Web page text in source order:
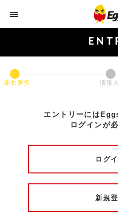
ランキング
記事
ログイン
アカウント登録
楽曲選択 情報
エントリーには
ログインが
ログ
新規